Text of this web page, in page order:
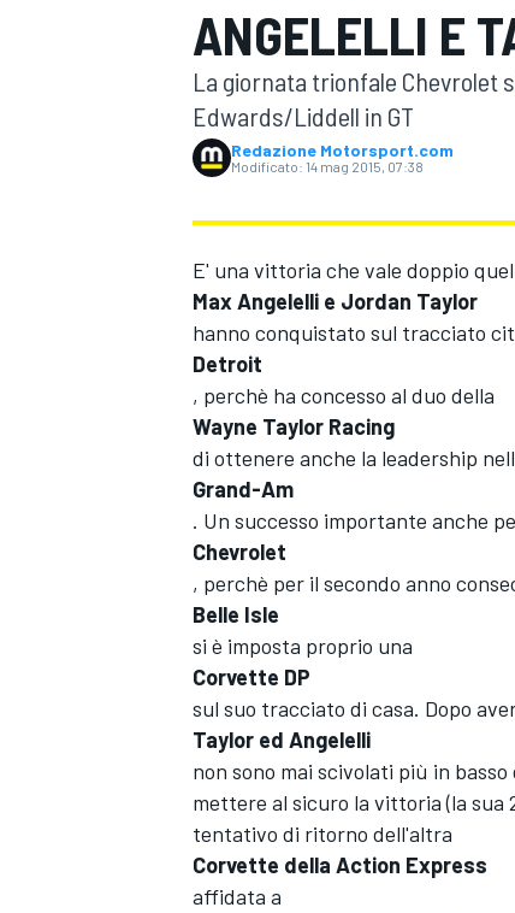
MOTOGP WEC
WRC
ANGELELLI E
La giornata trionfale Chevrolet
Edwards/Liddell in GT
Redazione Motorsport.com
Modificato: 14 mag 2015, 07:38
E' una vittoria che vale doppio
Max Angelelli e Jordan Taylor
hanno conquistato sul tracciato
Detroit
, perchè ha concesso al duo della
Wayne Taylor Racing
di ottenere anche la leadership
Grand-Am
. Un successo importante anche
Chevrolet
, perchè per il secondo anno
Belle Isle
si è imposta proprio una
Corvette DP
sul suo tracciato di casa. Dopo
Taylor ed Angelelli
non sono mai scivolati più in
mettere al sicuro la vittoria (la sua
tentativo di ritorno dell'altra
Corvette della Action Express
affidata a